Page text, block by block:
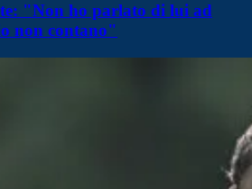
"Non ho parlato di lui ad
non contano"